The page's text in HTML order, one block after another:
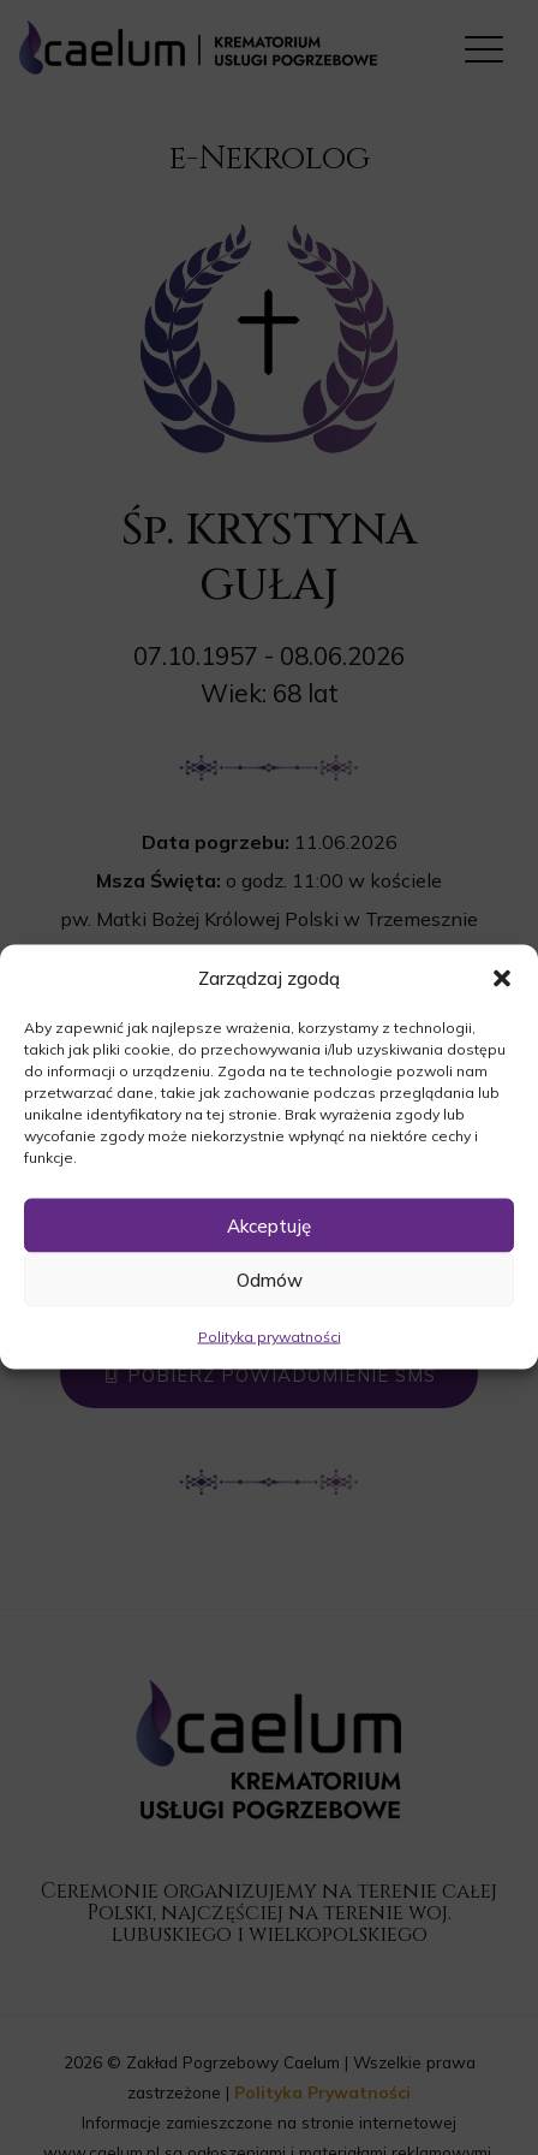
Zarządzaj zgodą
Aby zapewnić jak najlepsze wrażenia, korzystamy z technologii,
takich jak pliki cookie, do przechowywania i/lub uzyskiwania dostępu
do informacji o urządzeniu. Zgoda na te technologie pozwoli nam
przetwarzać dane, takie jak zachowanie podczas przeglądania lub
unikalne identyfikatory na tej stronie. Brak wyrażenia zgody lub
wycofanie zgody może niekorzystnie wpłynąć na niektóre cechy i
funkcje.
Akceptuję
Odmów
Polityka prywatności
e-Nekrolog
Śp. KRYSTYNA
GUŁAJ
07.10.1957 - 08.06.2026
Wiek: 68 lat
Data pogrzebu: 11.06.2026
Msza Święta: o godz. 11:00 w kościele
pw. Matki Bożej Królowej Polski w Trzemesznie
69-200 Trzemeszno Lubuskie
Cmentarz:Uroczystość pogrzebowa
rozpocznie się po mszy św. na cmentarzu
komunalnym w Trzemesznie Lubuskim.
Poznańska 70, 69-213 Trzemeszno
UDOSTĘPNIJ NEKROLOG
POBIERZ POWIADOMIENIE SMS
Ceremonie organizujemy na terenie całej
Polski, najczęściej na terenie woj.
lubuskiego i wielkopolskiego
2026 © Zakład Pogrzebowy Caelum | Wszelkie prawa
zastrzeżone | Polityka Prywatności
Informacje zamieszczone na stronie internetowej